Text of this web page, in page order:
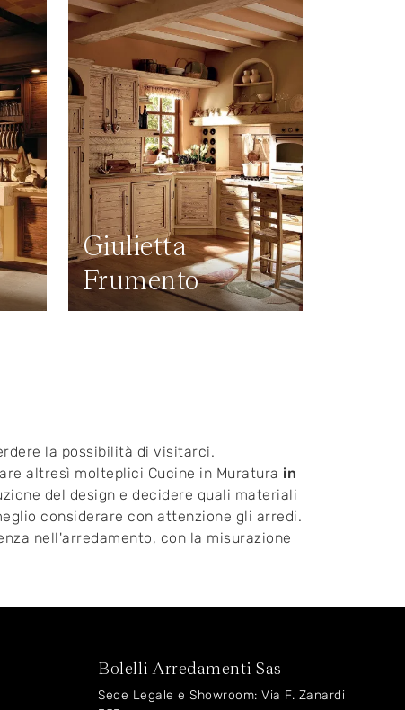
Giulietta
Frumento
la possibilità di visitarci.
altresì molteplici Cucine in Muratura in
del design e decidere quali materiali
considerare con attenzione gli arredi.
nell'arredamento, con la misurazione
Bolelli Arredamenti Sas
Sede Legale e Showroom: Via F. Zanardi